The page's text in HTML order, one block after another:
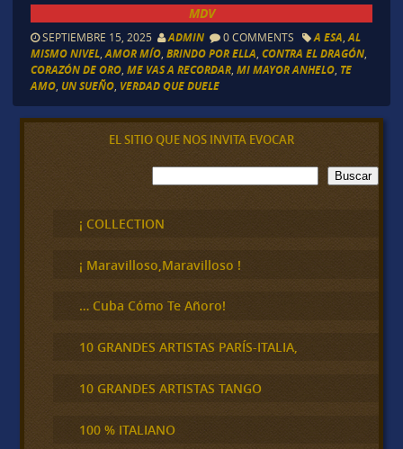
MDV
SEPTIEMBRE 15, 2025 ADMIN 0 COMMENTS A ESA AL
MISMO NIVEL, AMOR MÍO, BRINDO POR ELLA CONTRA EL DRAGÓN,
CORAZÓN DE ORO, ME VAS A RECORDAR, MI MAYOR ANHELO, TE
AMO, UN SUEÑO, VERDAD QUE DUELE
EL SITIO QUE NOS INVITA EVOCAR
B
u
c
a
Buscar
¡ COLLECTION
¡ Maravilloso,Maravilloso !
… Cuba Cómo Te Añoro!
10 GRANDES ARTISTAS PARÍS-ITALIA,
10 GRANDES ARTISTAS TANGO
100 % ITALIANO